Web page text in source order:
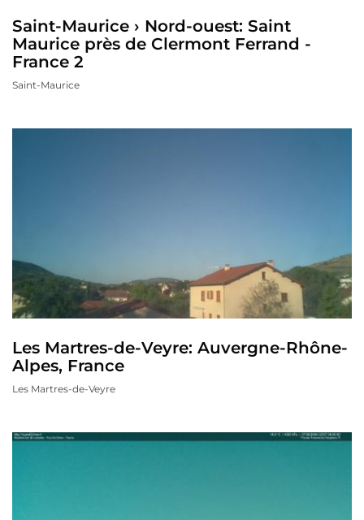
Saint-Maurice › Nord-ouest: Saint
Maurice près de Clermont Ferrand -
France 2
Saint-Maurice
Les Martres-de-Veyre: Auvergne-Rhône-
Alpes, France
Les Martres-de-Veyre